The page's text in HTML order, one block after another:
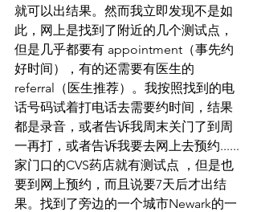
就可以出结果。然而我立即发现不是如
此，网上是找到了附近的几个测试点，
但是几乎都要有 appointment（事先约
好时间），有的还需要有医生的
referral（医生推荐）。我按照找到的电
话号码试着打电话去需要约时间，结果
都是录音，或者告诉我周末关门了到周
一再打，或者告诉我要去网上去预约......
家门口的CVS药店就有测试点 ，但是也
要到网上预约，而且说要7天后才出结
果。找到了旁边的一个城市Newark的一